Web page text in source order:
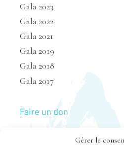
Gérer le
Gala 2023
Gala 2022
Gala 2021
Gala 2019
Gala 2018
Gala 2017
Faire un don